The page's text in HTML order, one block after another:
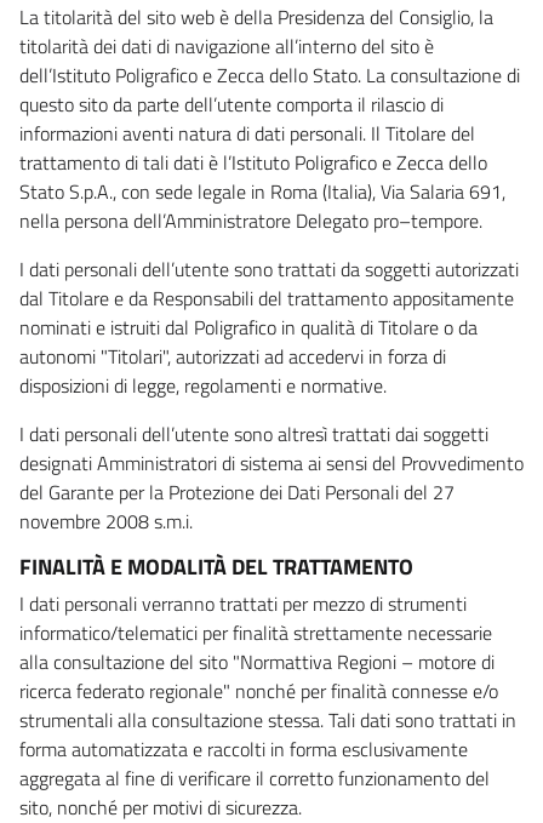
La titolarità del sito web è della Presidenza del Consiglio, la
titolarità dei dati di navigazione all’interno del sito è
dell’Istituto Poligrafico e Zecca dello Stato. La consultazione di
questo sito da parte dell’utente comporta il rilascio di
informazioni aventi natura di dati personali. Il Titolare del
trattamento di tali dati è l’Istituto Poligrafico e Zecca dello
Stato S.p.A., con sede legale in Roma (Italia), Via Salaria 691,
nella persona dell’Amministratore Delegato pro–tempore.
I dati personali dell’utente sono trattati da soggetti autorizzati
dal Titolare e da Responsabili del trattamento appositamente
nominati e istruiti dal Poligrafico in qualità di Titolare o da
autonomi "Titolari", autorizzati ad accedervi in forza di
disposizioni di legge, regolamenti e normative.
I dati personali dell’utente sono altresì trattati dai soggetti
designati Amministratori di sistema ai sensi del Provvedimento
del Garante per la Protezione dei Dati Personali del 27
novembre 2008 s.m.i.
FINALITÀ E MODALITÀ DEL TRATTAMENTO
I dati personali verranno trattati per mezzo di strumenti
informatico/telematici per finalità strettamente necessarie
alla consultazione del sito "Normattiva Regioni – motore di
ricerca federato regionale" nonché per finalità connesse e/o
strumentali alla consultazione stessa. Tali dati sono trattati in
forma automatizzata e raccolti in forma esclusivamente
aggregata al fine di verificare il corretto funzionamento del
sito, nonché per motivi di sicurezza.